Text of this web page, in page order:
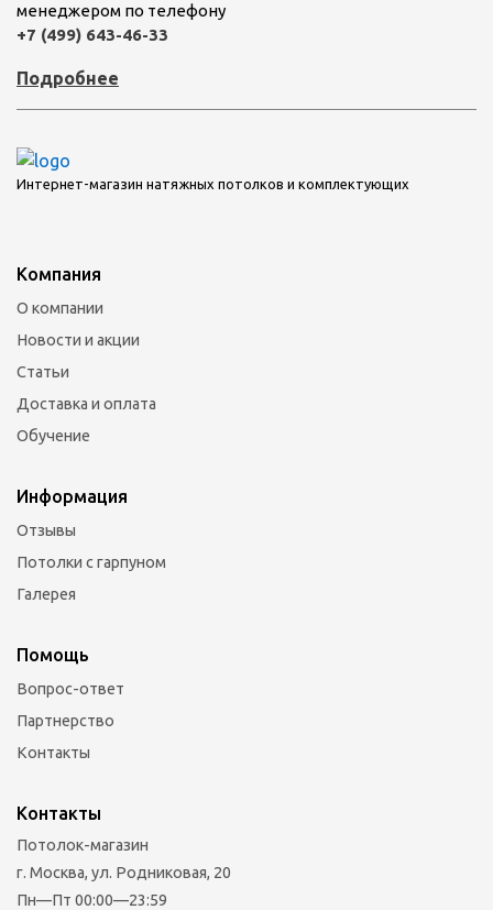
менеджером по телефону
+7 (499) 643-46-33
Подробнее
Интернет-магазин натяжных потолков и комплектующих
Компания
О компании
Новости и акции
Статьи
Доставка и оплата
Обучение
Информация
Отзывы
Потолки с гарпуном
Галерея
Помощь
Вопрос-ответ
Партнерство
Контакты
Контакты
Потолок-магазин
г. Москва, ул. Родниковая, 20
Пн—Пт 00:00—23:59